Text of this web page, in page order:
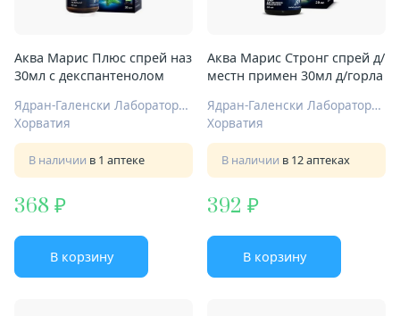
Аква Марис Плюс спрей наз
30мл с декспантенолом
Ядран-Галенски Лабораторий АО
Хорватия
В наличии в 1 аптеке
368
В корзину
Аква Марис Стронг спрей д/
местн примен 30мл д/горла
Ядран-Галенски Лабораторий АО
Хорватия
В наличии в 12 аптеках
392
В корзину